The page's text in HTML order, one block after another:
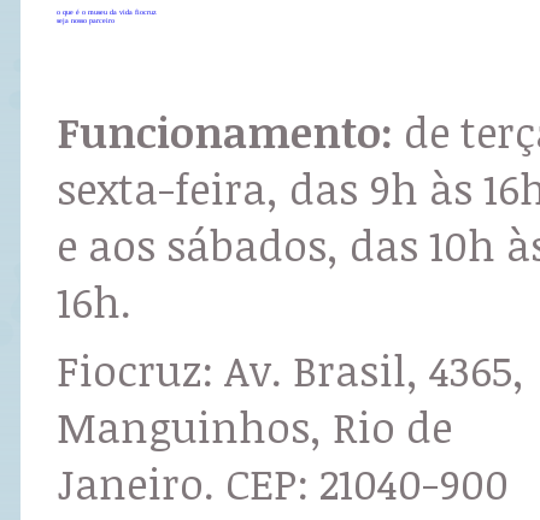
o que é o museu da vida fiocruz
seja nosso parceiro
Funcionamento: de
sexta-feira, das 9h às
e aos sábados, das 10h
16h.
Fiocruz: Av. Brasil, 4365,
Manguinhos, Rio de
Janeiro. CEP: 21040-900